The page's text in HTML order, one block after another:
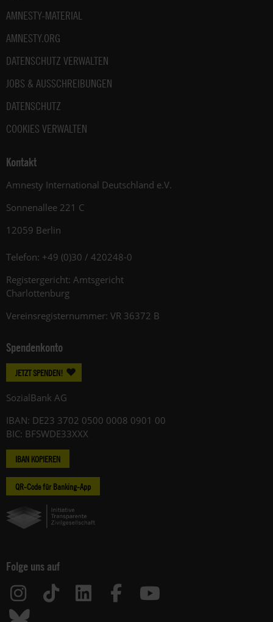
AMNESTY-MATERIAL
AMNESTY.ORG
DATENSCHUTZ VERWALTEN
JOBS & AUSSCHREIBUNGEN
DATENSCHUTZ
COOKIES VERWALTEN
Kontakt
Amnesty International Deutschland e.V.
Sonnenallee 221 C
12059 Berlin
Telefon: +49 (0)30 / 420248-0
Registergericht: Amtsgericht
Charlottenburg
Vereinsregisternummer: VR 36372 B
Spendenkonto
JETZT SPENDEN!
SozialBank AG
IBAN: DE23 3702 0500 0008 0901 00
BIC: BFSWDE33XXX
IBAN KOPIEREN
QR-Code für Banking-App
Folge uns auf